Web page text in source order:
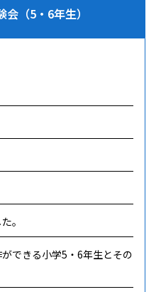
（5・6年生）
。
できる小学5・6年生とその